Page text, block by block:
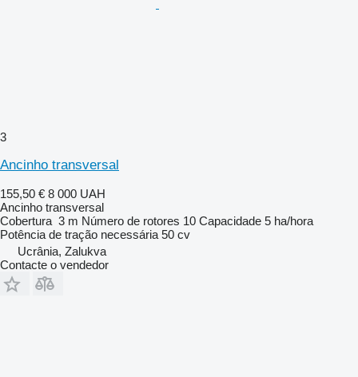
3
Ancinho transversal
155,50 € 8 000 UAH
Ancinho transversal
Cobertura 3 m Número de rotores 10 Capacidade 5 ha/hora
Potência de tração necessária 50 cv
Ucrânia, Zalukva
Contacte o vendedor